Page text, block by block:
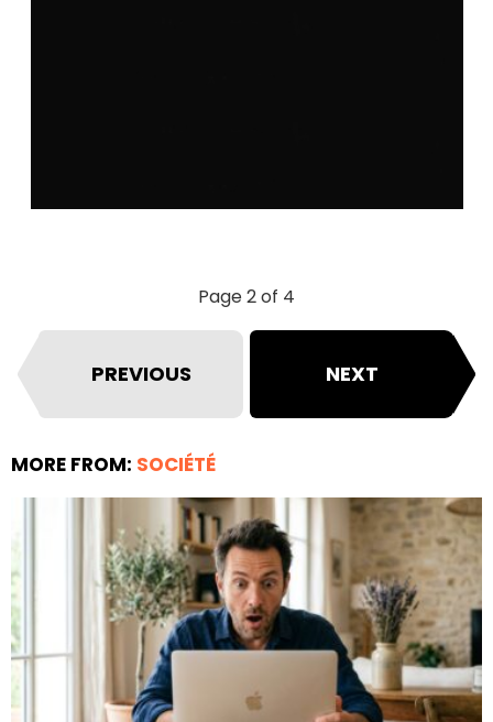
Page 2 of 4
PREVIOUS NEXT
MORE FROM: SOCIÉTÉ